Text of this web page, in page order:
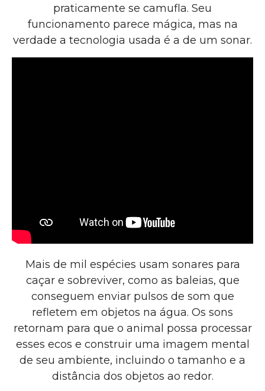
praticamente se camufla. Seu
funcionamento parece mágica, mas na
verdade a tecnologia usada é a de um sonar.
Mais de mil espécies usam sonares para
caçar e sobreviver, como as baleias, que
conseguem enviar pulsos de som que
refletem em objetos na água. Os sons
retornam para que o animal possa processar
esses ecos e construir uma imagem mental
de seu ambiente, incluindo o tamanho e a
distância dos objetos ao redor.